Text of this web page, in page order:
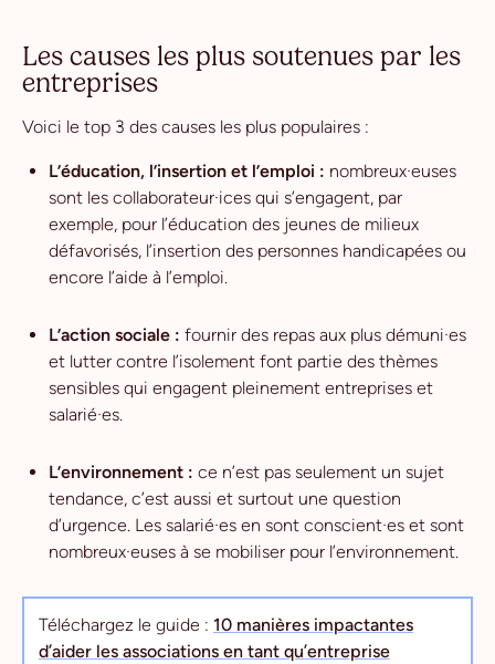
Les causes les plus soutenues par les
entreprises
Voici le top 3 des causes les plus populaires :
L’éducation, l’insertion et l’emploi : nombreux·euses
sont les collaborateur·ices qui s’engagent, par
exemple, pour l’éducation des jeunes de milieux
défavorisés, l’insertion des personnes handicapées ou
encore l’aide à l’emploi.
L’action sociale : fournir des repas aux plus démuni·es
et lutter contre l’isolement font partie des thèmes
sensibles qui engagent pleinement entreprises et
salarié·es.
L’environnement : ce n’est pas seulement un sujet
tendance, c’est aussi et surtout une question
d’urgence. Les salarié·es en sont conscient·es et sont
nombreux·euses à se mobiliser pour l’environnement.
Téléchargez le guide : 10 manières impactantes
d’aider les associations en tant qu’entreprise